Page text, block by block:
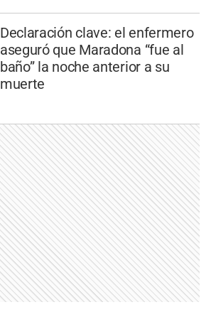
Declaración clave: el enfermero
aseguró que Maradona “fue al
baño” la noche anterior a su
muerte